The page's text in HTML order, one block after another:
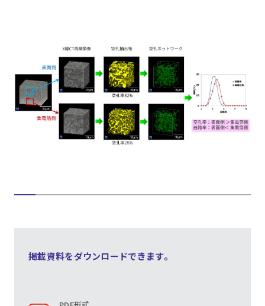
掲載資料をダウンロードできます。